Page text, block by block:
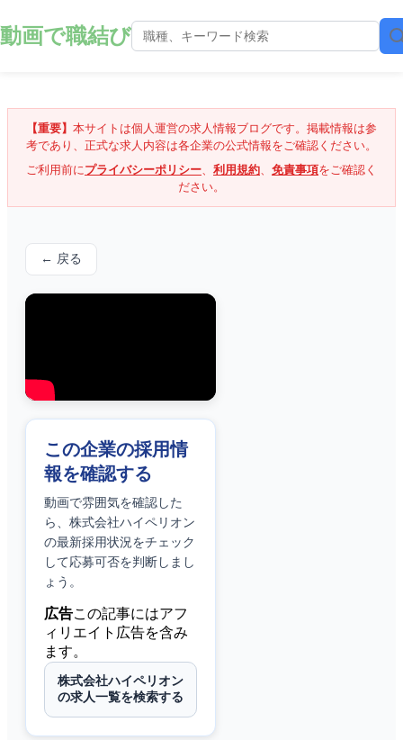
動画で職結び
【重要】 本サイトは個人運営の求人情報ブログです。掲載情報は参
考であり、正式な求人内容は各企業の公式情報をご確認ください。
ご利用前にプライバシーポリシー、 利用規約、 免責事項をご確認く
ださい。
← 戻る
この企業の採用情
報を確認する
動画で雰囲気を確認した
ら、 株式会社ハイペリオン
の最新採用状況をチェック
して応募可否を判断しまし
ょう。
広告この記事にはアフ
ィリエイト広告を含み
ます。
株式会社ハイペリオン
の求人一覧を検索する